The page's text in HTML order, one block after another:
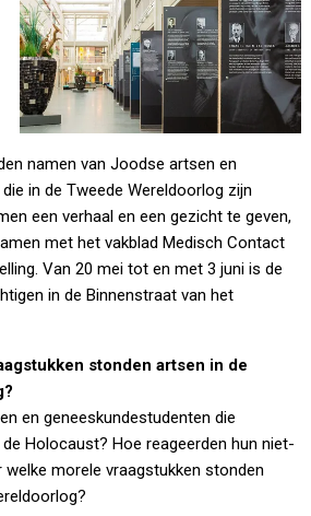
namen van Joodse artsen en
in de Tweede Wereldoorlog zijn
een verhaal en een gezicht te geven,
met het vakblad Medisch Contact
Van 20 mei tot en met 3 juni is de
in de Binnenstraat van het
stonden artsen in de
en geneeskundestudenten die
Holocaust? Hoe reageerden hun niet-
welke morele vraagstukken stonden